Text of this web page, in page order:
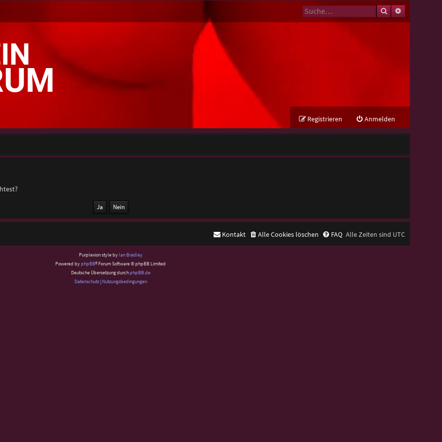
Suche
Anmelden
Registrieren
Alle Zeiten sind UTC
FAQ
Alle Cookies löschen
Kontakt
Purplexion style by Ian Bradley
Powered byphpBB® Forum Software © phpBB Limited
Deutsche Übersetzung durchphpBB.de
Datenschutz| Nutzungsbedingungen